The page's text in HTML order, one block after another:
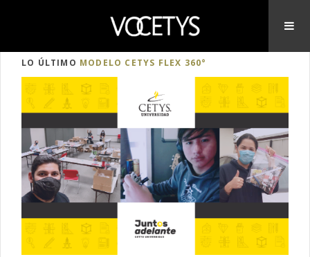
LO ÚLTIMO MODELO CETYS FLEX 360°